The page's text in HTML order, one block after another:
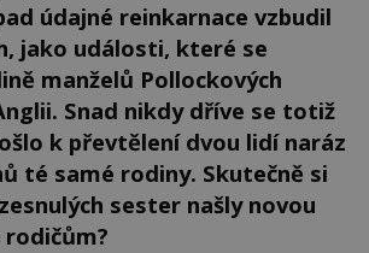
údajné reinkarnace vzbudil
jako události, které se
manželů Pollockových
Snad nikdy dříve se totiž
k převtělení dvou lidí naráz
té samé rodiny. Skutečně si
sester našly novou